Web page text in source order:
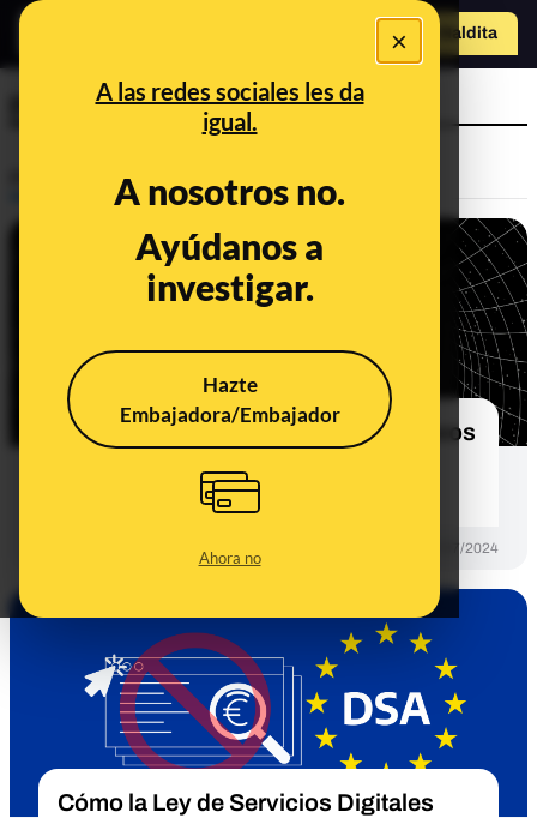
×
A las redes sociales les da
igual.
A nosotros no.
Ayúdanos a
investigar.
Hazte
Embajadora/Embajador
Ahora no
Hazte Maldito
a
patrones oscuros
¿Cómo se usan los patrones adictivos
17/07/2024
Cómo la Ley de Servicios Digitales